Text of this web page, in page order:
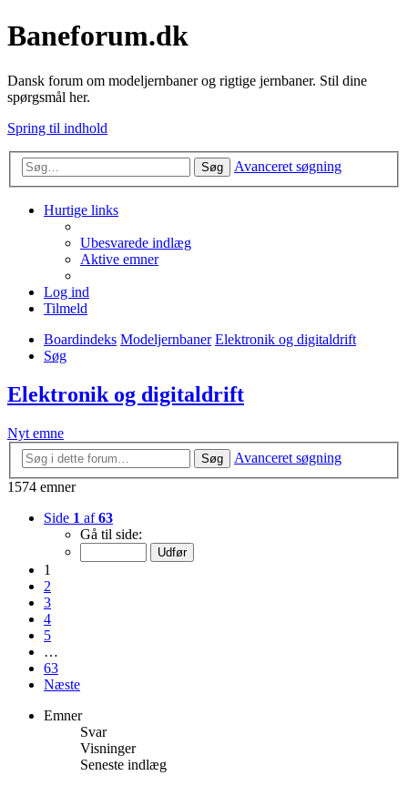
Baneforum.dk
Dansk forum om modeljernbaner og rigtige jernbaner. Stil dine
spørgsmål her.
Spring til indhold
Søg Avanceret søgning
Hurtige links
Ubesvarede indlæg
Aktive emner
Log ind
Tilmeld
Boardindeks Modeljernbaner Elektronik og digitaldrift
Søg
Elektronik og digitaldrift
Nyt emne
Søg
Avanceret søgning
1574 emner
Side 1 af63
Gå til side:
1
2
3
4
5
…
63
Næste
Emner
Svar
Visninger
Seneste indlæg